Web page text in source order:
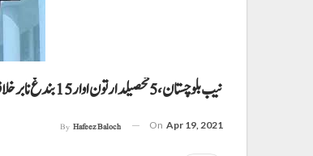
نیب بلوچستان، 5 تحصیلدار تون اوار 15 بندغ نا برخلاف ریفرنس دائر
By Hafeez Baloch On Apr 19, 2021